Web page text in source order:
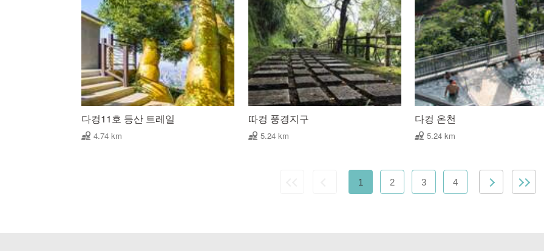
다컹11호 등산 트레일
4.74 km
따컹 풍경지구
5.24 km
다컹 온천
5.24 km
1 2 3 4